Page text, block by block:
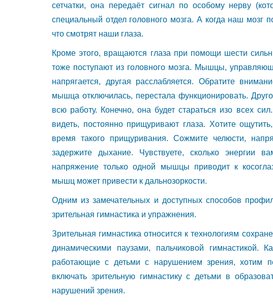
сетчатки, она передаёт сигнал по особому нерву
специальный отдел головного мозга. А когда наш мозг
что смотрят наши глаза.
Кроме этого, вращаются глаза при помощи шести
тоже поступают из головного мозга. Мышцы,
напрягается, другая расслабляется. Обратите
мышца отключилась, перестала функционировать.
всю работу. Конечно, она будет стараться изо всех
видеть, постоянно прищуривают глаза. Хотите
время такого прищуривания. Сожмите челюсти,
задержите дыхание. Чувствуете, сколько энергии
напряжение только одной мышцы приводит к
мышц может привести к дальнозоркости.
Одним из замечательных и доступных способов
зрительная гимнастика и упражнения.
Зрительная гимнастика относится к технологиям
динамическими паузами, пальчиковой гимнастикой.
работающие с детьми с нарушением зрения, хотим
включать зрительную гимнастику с детьми в
нарушений зрения.